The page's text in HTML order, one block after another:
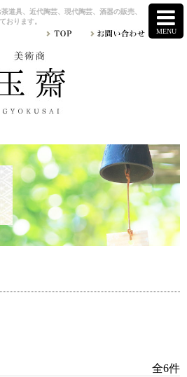
道具、近代陶芸、現代陶芸、酒器の販売、
おります。
全6件